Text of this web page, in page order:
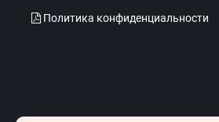
Политика конфиденциальности